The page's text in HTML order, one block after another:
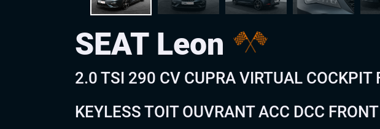
SEAT Leon
2.0 TSI 290 CV CUPRA VIRTUAL COCKPIT
KEYLESS TOIT OUVRANT ACC DCC